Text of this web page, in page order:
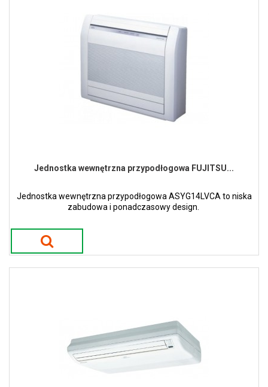
Jednostka wewnętrzna przypodłogowa FUJITSU...
Jednostka wewnętrzna przypodłogowa ASYG14LVCA to niska
zabudowa i ponadczasowy design.